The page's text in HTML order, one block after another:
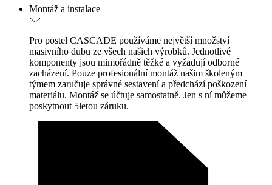
Montáž a instalace
Pro postel CASCADE používáme největší množství
masivního dubu ze všech našich výrobků. Jednotlivé
komponenty jsou mimořádně těžké a vyžadují odborné
zacházení. Pouze profesionální montáž našim školeným
týmem zaručuje správné sestavení a předchází poškození
materiálu. Montáž se účtuje samostatně. Jen s ní můžeme
poskytnout 5letou záruku.